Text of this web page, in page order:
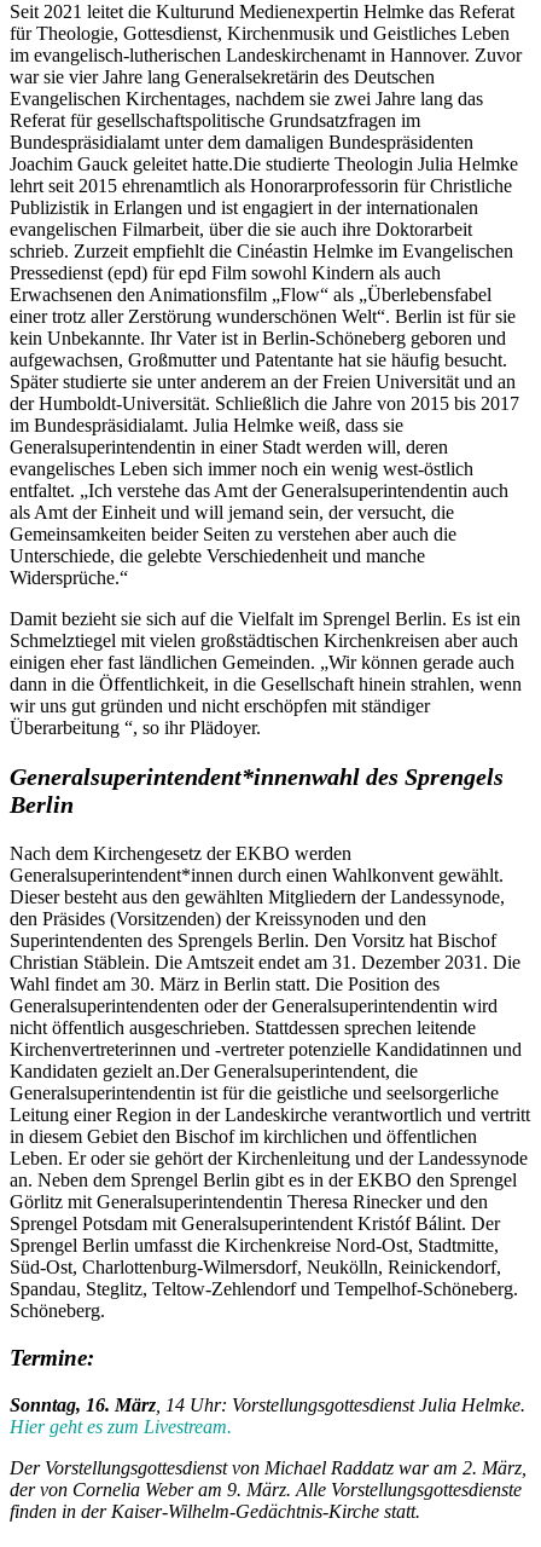
Seit 2021 leitet die Kulturund Medienexpertin Helmke das Referat
für Theologie, Gottesdienst, Kirchenmusik und Geistliches Leben
im evangelisch-lutherischen Landeskirchenamt in Hannover. Zuvor
war sie vier Jahre lang Generalsekretärin des Deutschen
Evangelischen Kirchentages, nachdem sie zwei Jahre lang das
Referat für gesellschaftspolitische Grundsatzfragen im
Bundespräsidialamt unter dem damaligen Bundespräsidenten
Joachim Gauck geleitet hatte.Die studierte Theologin Julia Helmke
lehrt seit 2015 ehrenamtlich als Honorarprofessorin für Christliche
Publizistik in Erlangen und ist engagiert in der internationalen
evangelischen Filmarbeit, über die sie auch ihre Doktorarbeit
schrieb. Zurzeit empfiehlt die Cinéastin Helmke im Evangelischen
Pressedienst (epd) für epd Film sowohl Kindern als auch
Erwachsenen den Animationsfilm „Flow“ als „Überlebensfabel
einer trotz aller Zerstörung wunderschönen Welt“. Berlin ist für sie
kein Unbekannte. Ihr Vater ist in Berlin-Schöneberg geboren und
aufgewachsen, Großmutter und Patentante hat sie häufig besucht.
Später studierte sie unter anderem an der Freien Universität und an
der Humboldt-Universität. Schließlich die Jahre von 2015 bis 2017
im Bundespräsidialamt. Julia Helmke weiß, dass sie
Generalsuperintendentin in einer Stadt werden will, deren
evangelisches Leben sich immer noch ein wenig west-östlich
entfaltet. „Ich verstehe das Amt der Generalsuperintendentin auch
als Amt der Einheit und will jemand sein, der versucht, die
Gemeinsamkeiten beider Seiten zu verstehen aber auch die
Unterschiede, die gelebte Verschiedenheit und manche
Widersprüche.“
Damit bezieht sie sich auf die Vielfalt im Sprengel Berlin. Es ist ein
Schmelztiegel mit vielen großstädtischen Kirchenkreisen aber auch
einigen eher fast ländlichen Gemeinden. „Wir können gerade auch
dann in die Öffentlichkeit, in die Gesellschaft hinein strahlen, wenn
wir uns gut gründen und nicht erschöpfen mit ständiger
Überarbeitung “, so ihr Plädoyer.
Generalsuperintendent*innenwahl des Sprengels
Berlin
Nach dem Kirchengesetz der EKBO werden
Generalsuperintendent*innen durch einen Wahlkonvent gewählt.
Dieser besteht aus den gewählten Mitgliedern der Landessynode,
den Präsides (Vorsitzenden) der Kreissynoden und den
Superintendenten des Sprengels Berlin. Den Vorsitz hat Bischof
Christian Stäblein. Die Amtszeit endet am 31. Dezember 2031. Die
Wahl findet am 30. März in Berlin statt. Die Position des
Generalsuperintendenten oder der Generalsuperintendentin wird
nicht öffentlich ausgeschrieben. Stattdessen sprechen leitende
Kirchenvertreterinnen und -vertreter potenzielle Kandidatinnen und
Kandidaten gezielt an.Der Generalsuperintendent, die
Generalsuperintendentin ist für die geistliche und seelsorgerliche
Leitung einer Region in der Landeskirche verantwortlich und vertritt
in diesem Gebiet den Bischof im kirchlichen und öffentlichen
Leben. Er oder sie gehört der Kirchenleitung und der Landessynode
an. Neben dem Sprengel Berlin gibt es in der EKBO den Sprengel
Görlitz mit Generalsuperintendentin Theresa Rinecker und den
Sprengel Potsdam mit Generalsuperintendent Kristóf Bálint. Der
Sprengel Berlin umfasst die Kirchenkreise Nord-Ost, Stadtmitte,
Süd-Ost, Charlottenburg-Wilmersdorf, Neukölln, Reinickendorf,
Spandau, Steglitz, Teltow-Zehlendorf und Tempelhof-Schöneberg.
Schöneberg.
Termine:
Sonntag, 16. März , 14 Uhr: Vorstellungsgottesdienst Julia Helmke.
Hier geht es zum Livestream.
Der Vorstellungsgottesdienst von Michael Raddatz war am 2. März,
der von Cornelia Weber am 9. März. Alle Vorstellungsgottesdienste
finden in der Kaiser-Wilhelm-Gedächtnis-Kirche statt.